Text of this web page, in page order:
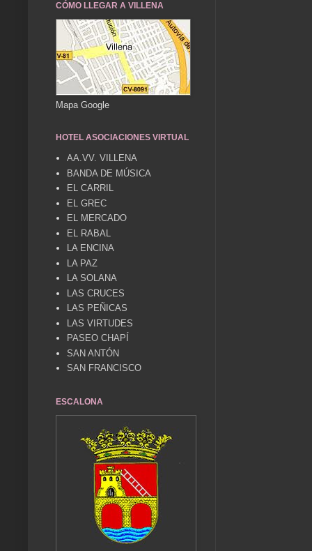
CÓMO LLEGAR A VILLENA
Mapa Google
HOTEL ASOCIACIONES VIRTUAL
AA.VV. VILLENA
BANDA DE MÚSICA
EL CARRIL
EL GREC
EL MERCADO
EL RABAL
LA ENCINA
LA PAZ
LA SOLANA
LAS CRUCES
LAS PEÑICAS
LAS VIRTUDES
PASEO CHAPÍ
SAN ANTÓN
SAN FRANCISCO
ESCALONA